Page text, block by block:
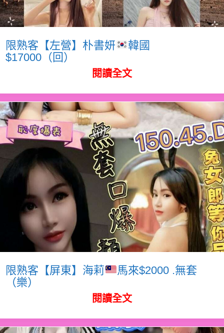
限熟客【左營】朴書妍
韓國
$17000（回）
閱讀全文
限熟客【屏東】海莉
馬來$2000 .無套
（樂）
閱讀全文